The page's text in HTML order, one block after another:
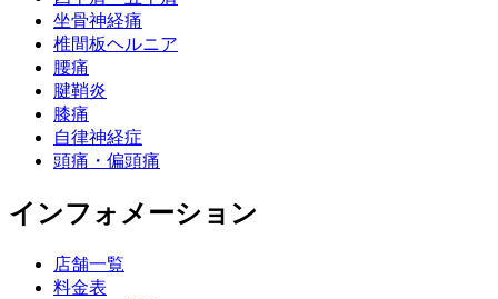
坐骨神経痛
椎間板ヘルニア
腰痛
腱鞘炎
膝痛
自律神経症
頭痛・偏頭痛
インフォメーション
店舗一覧
料金表